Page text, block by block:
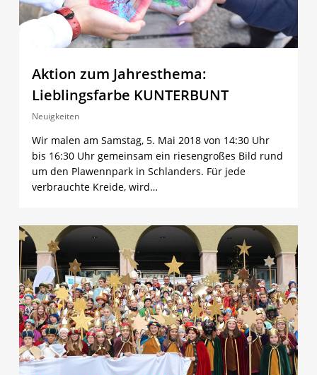
Aktion zum Jahresthema:
Lieblingsfarbe KUNTERBUNT
Neuigkeiten
Wir malen am Samstag, 5. Mai 2018 von 14:30 Uhr
bis 16:30 Uhr gemeinsam ein riesengroßes Bild rund
um den Plawennpark in Schlanders. Für jede
verbrauchte Kreide, wird…